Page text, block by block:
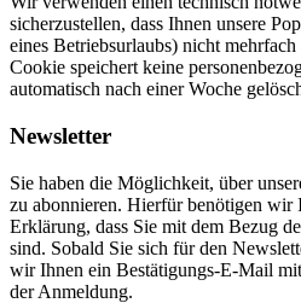
sicherzustellen, dass Ihnen unsere
eines Betriebsurlaubs) nicht
Cookie speichert keine
automatisch nach einer Woche
Newsletter
Sie haben die Möglichkeit, über
zu abonnieren. Hierfür benötigen
Erklärung, dass Sie mit dem Bezug
sind. Sobald Sie sich für den
wir Ihnen ein Bestätigungs-E-Mail
der Anmeldung.